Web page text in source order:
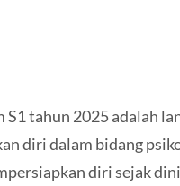
tahun 2025 adalah
diri dalam bidang
diri sejak